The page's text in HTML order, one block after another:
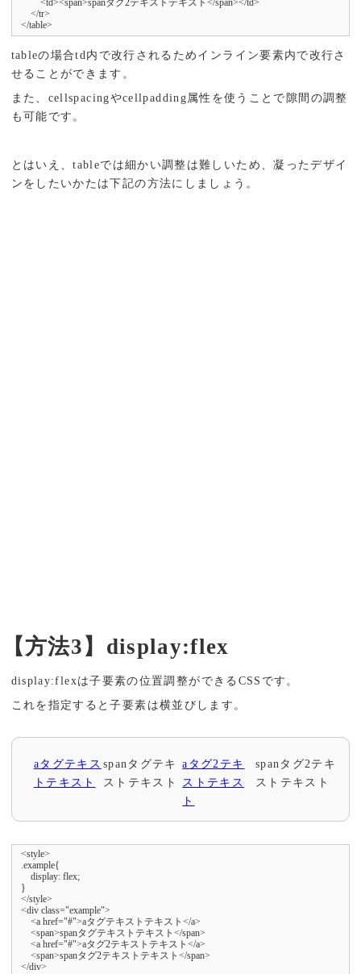
        <td><span>spanタグ2テキストテキスト</span></td>
    </tr>
</table>
tableの場合td内で改行されるためインライン要素内で改行さ
せることができます。
また、cellspacingやcellpadding属性を使うことで隙間の調整
も可能です。
とはいえ、tableでは細かい調整は難しいため、凝ったデザイ
ンをしたいかたは下記の方法にしましょう。
【方法3】display:flex
display:flexは子要素の位置調整ができるCSSです。
これを指定すると子要素は横並びします。
aタグテキス
トテキスト
spanタグテキ
ストテキスト
aタグ2テキ
ストテキス
ト
spanタグ2テキ
ストテキスト
<style>
.example{
    display: flex;
}
</style>
<div class="example">
    <a href="#">aタグテキストテキスト</a>
    <span>spanタグテキストテキスト</span>
    <a href="#">aタグ2テキストテキスト</a>
    <span>spanタグ2テキストテキスト</span>
</div>